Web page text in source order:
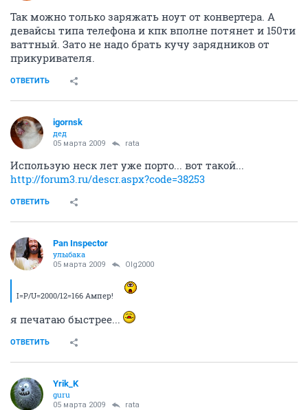
Так можно только заряжать ноут от конвертера. А
девайсы типа телефона и кпк вполне потянет и 150ти
ваттный. Зато не надо брать кучу зарядников от
прикуривателя.
ОТВЕТИТЬ
igornsk
дед
05 марта 2009 rata
Использую неск лет уже порто... вот такой...
http://forum3.ru/descr.aspx?code=38253
ОТВЕТИТЬ
Pan Inspector
улыбака
05 марта 2009 Olg2000
I=P/U=2000/12=166 Ампер!
я печатаю быстрее...
ОТВЕТИТЬ
Yrik_K
guru
05 марта 2009 rata